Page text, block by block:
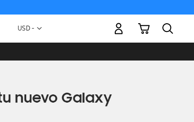
Moneda
USD -
Mi carrito